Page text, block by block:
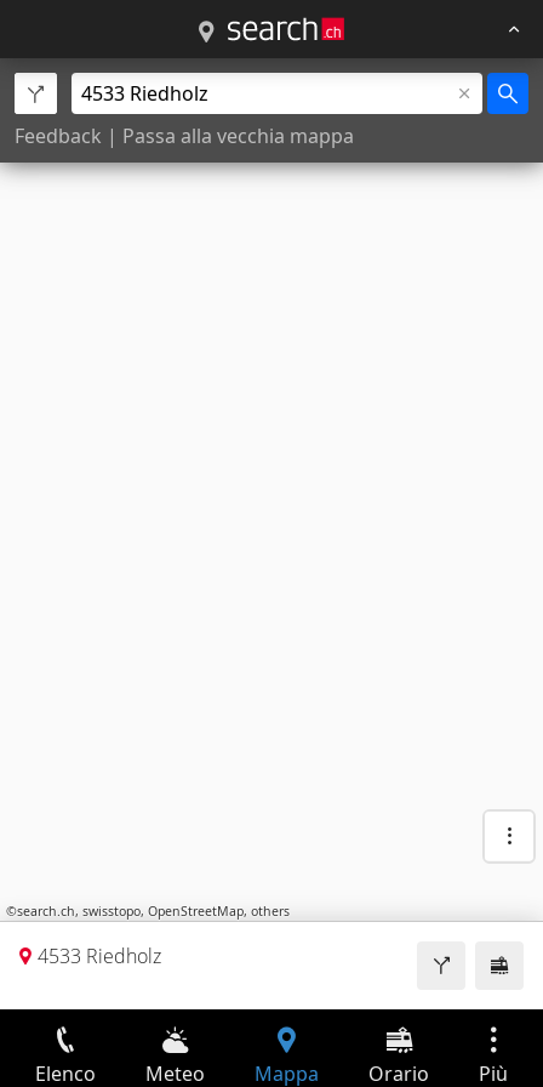
Feedback | Passa alla vecchia mappa
©search.ch, swisstopo, OpenStreetMap, others
4533 Riedholz
Elenco Meteo Mappa Orario Più